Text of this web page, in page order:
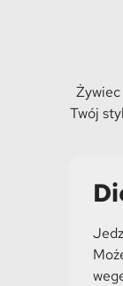
Twój